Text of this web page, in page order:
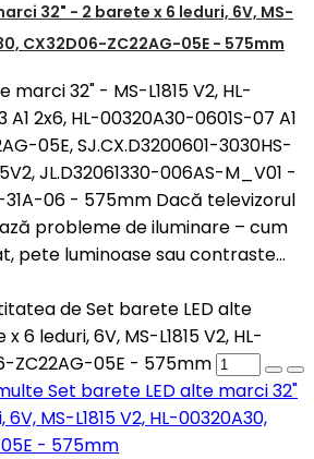
32" - 2 barete x 6 leduri, 6V, MS-
CX32D06-ZC22AG-05E - 575mm
32" - MS-L1815 V2, HL-
2x6, HL-00320A30-0601S-07 A1
05E, SJ.CX.D3200601-3030HS-
JL.D32061330-006AS-M_V01 -
06 - 575mm Dacă televizorul
probleme de iluminare – cum
pete luminoase sau contraste...
de Set barete LED alte
6 leduri, 6V, MS-L1815 V2, HL-
ZC22AG-05E - 575mm
Set barete LED alte marci 32"
MS-L1815 V2, HL-00320A30,
- 575mm